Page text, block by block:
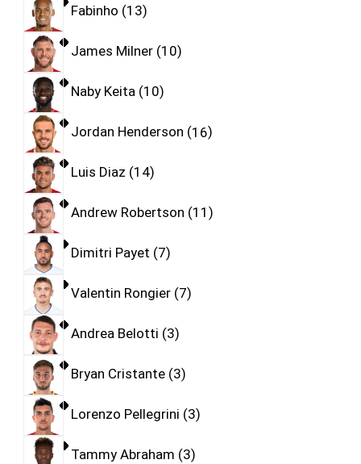
Fabinho 13
James Milner 10
Naby Keita 10
Jordan Henderson 16
Luis Diaz 14
Andrew Robertson 11
Dimitri Payet 7
Valentin Rongier 7
Andrea Belotti 3
Bryan Cristante 3
Lorenzo Pellegrini 3
Tammy Abraham 3